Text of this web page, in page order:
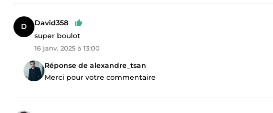
David358
super boulot
16 janv. 2025 à 13:00
Réponse de alexandre_tsan
Merci pour votre commentaire